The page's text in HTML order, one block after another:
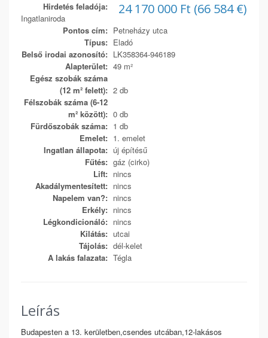
24 170 000 Ft (66 584 €)
Hirdetés feladója:
Ingatlaniroda
Pontos cím: Petneházy utca
Típus: Eladó
Belső irodai azonosító: LK358364-946189
Alapterület: 49 m²
Egész szobák száma
(12 m² felett): 2 db
Félszobák száma (6-12
m² között): 0 db
Fürdőszobák száma: 1 db
Emelet: 1. emelet
Ingatlan állapota: új építésű
Fűtés: gáz (cirko)
Lift: nincs
Akadálymentesített: nincs
Napelem van?: nincs
Erkély: nincs
Légkondicionáló: nincs
Kilátás: utcai
Tájolás: dél-kelet
A lakás falazata: Tégla
Leírás
Budapesten a 13. kerületben,csendes utcában,12-lakásos